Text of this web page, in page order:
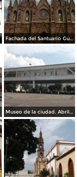
Fachada del Santuario Guadalupano, estilo gótico. Abril/2015
Museo de la ciudad. Abril/2015